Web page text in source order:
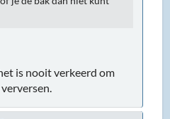
is nooit verkeerd om